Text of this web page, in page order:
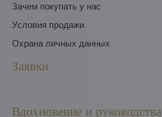
Зачем покупать у нас
Условия продажи
Охрана личных данных
Заявки
Вдохновение и руководства